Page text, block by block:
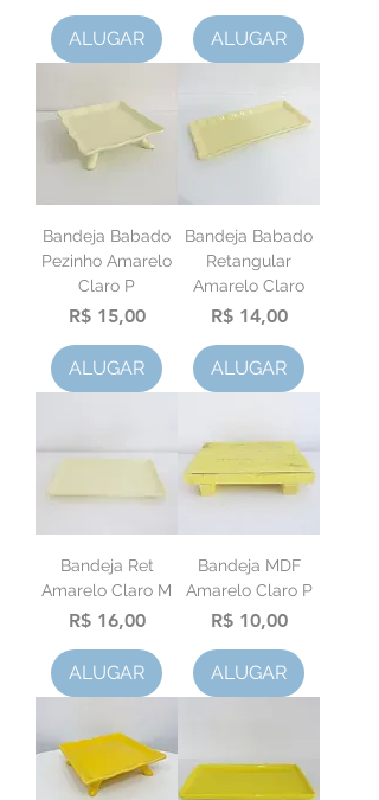
ALUGAR ALUGAR
Bandeja Babado
Pezinho Amarelo
Claro P
Preço
R$ 15,00
ALUGAR
Bandeja Babado
Retangular
Amarelo Claro
Preço
R$ 14,00
ALUGAR
Bandeja Ret
Amarelo Claro M
Preço
R$ 16,00
ALUGAR
Bandeja MDF
Amarelo Claro P
Preço
R$ 10,00
ALUGAR